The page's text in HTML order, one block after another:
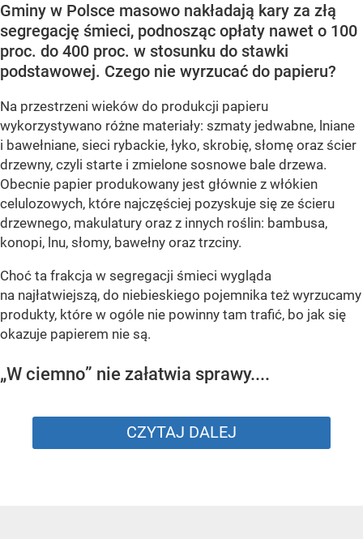
Gminy w Polsce masowo nakładają kary za złą
segregację śmieci, podnosząc opłaty nawet o 100
proc. do 400 proc. w stosunku do stawki
podstawowej. Czego nie wyrzucać do papieru?
Na przestrzeni wieków do produkcji papieru
wykorzystywano różne materiały: szmaty jedwabne, lniane
i bawełniane, sieci rybackie, łyko, skrobię, słomę oraz ścier
drzewny, czyli starte i zmielone sosnowe bale drzewa.
Obecnie papier produkowany jest głównie z włókien
celulozowych, które najczęściej pozyskuje się ze ścieru
drzewnego, makulatury oraz z innych roślin: bambusa,
konopi, lnu, słomy, bawełny oraz trzciny.
Choć ta frakcja w segregacji śmieci wygląda
na najłatwiejszą, do niebieskiego pojemnika też wyrzucamy
produkty, które w ogóle nie powinny tam trafić, bo jak się
okazuje papierem nie są.
„W ciemno” nie załatwia sprawy....
CZYTAJ DALEJ